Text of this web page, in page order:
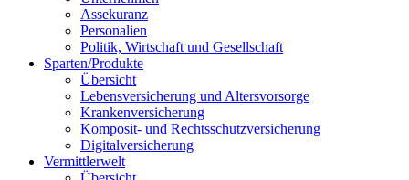
Assekuranz
Personalien
Politik, Wirtschaft und Gesellschaft
Sparten/Produkte
Übersicht
Lebensversicherung und Altersvorsorge
Krankenversicherung
Komposit- und Rechtsschutzversicherung
Digitalversicherung
Vermittlerwelt